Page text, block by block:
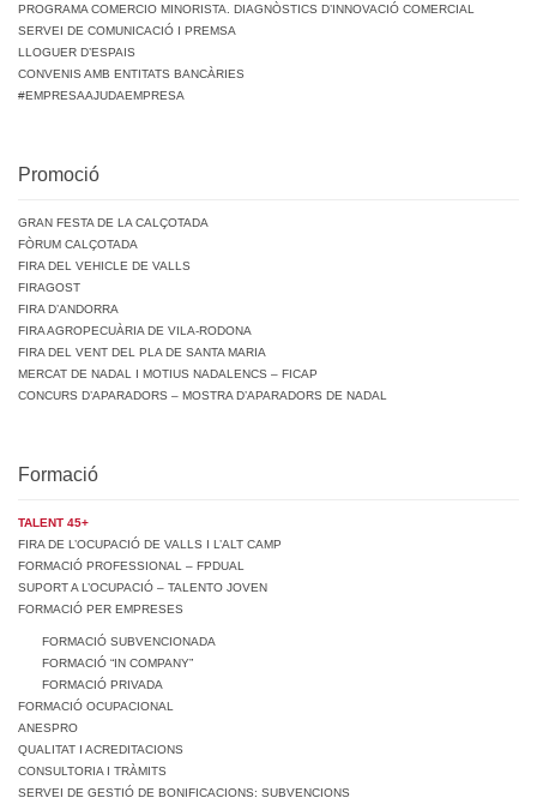
PROGRAMA COMERCIO MINORISTA. DIAGNÒSTICS D’INNOVACIÓ COMERCIAL
SERVEI DE COMUNICACIÓ I PREMSA
LLOGUER D’ESPAIS
CONVENIS AMB ENTITATS BANCÀRIES
#EMPRESAAJUDAEMPRESA
Promoció
GRAN FESTA DE LA CALÇOTADA
FÒRUM CALÇOTADA
FIRA DEL VEHICLE DE VALLS
FIRAGOST
FIRA D’ANDORRA
FIRA AGROPECUÀRIA DE VILA-RODONA
FIRA DEL VENT DEL PLA DE SANTA MARIA
MERCAT DE NADAL I MOTIUS NADALENCS – FICAP
CONCURS D’APARADORS – MOSTRA D’APARADORS DE NADAL
Formació
TALENT 45+
FIRA DE L’OCUPACIÓ DE VALLS I L’ALT CAMP
FORMACIÓ PROFESSIONAL – FPDUAL
SUPORT A L’OCUPACIÓ – TALENTO JOVEN
FORMACIÓ PER EMPRESES
FORMACIÓ SUBVENCIONADA
FORMACIÓ “IN COMPANY”
FORMACIÓ PRIVADA
FORMACIÓ OCUPACIONAL
ANESPRO
QUALITAT I ACREDITACIONS
CONSULTORIA I TRÀMITS
SERVEI DE GESTIÓ DE BONIFICACIONS: SUBVENCIONS